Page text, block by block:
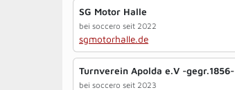
SG Motor Halle
bei soccero seit 2022
sgmotorhalle.de
Turnverein Apolda e.V -gegr.1856-
bei soccero seit 2023